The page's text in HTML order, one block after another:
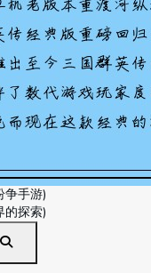
争手游)
的探索)